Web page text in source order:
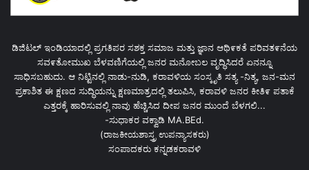
ಡಿಜಿಟಲ್ ಇಂಡಿಯಾದಲ್ಲಿ ಪ್ರಗತಿಪರ ಸಶಕ್ತ ಸಮಾಜ ಮತ್ತು ಜ್ಞಾನ ಆಥಿ೯ಕತೆ ಪರಿವತ೯ನೆಯ
ಸವ೯ತೋಮುಖ ಬೆಳವಣಿಗೆಯಲ್ಲಿ ಜನರ ಮನೋಬಲ ವೃದ್ಧಿಸಿದರೆ ಏನನ್ನೂ
ಸಾಧಿಸಬಹುದು. ಆ ನಿಟ್ಟಿನಲ್ಲಿ ನಾಡು-ನುಡಿ, ಕರಾವಳಿಯ ಸಂಸ್ಕೃತಿ ಸತ್ಯ -ನಿತ್ಯ, ಜನ-ಮನ
ಪ್ರಕಾಶಿತ ಈ ಕ್ಷಣದ ಸುದ್ಧಿಯನ್ನು ಕ್ಷಣಮಾತ್ರದಲ್ಲಿ ತಲುಪಿಸಿ, ಕರಾವಳಿ ಜನರ ಕೀತಿ೯ ಪತಾಕೆ
ಎತ್ತರಕ್ಕೆ ಹಾರಿಸುವಲ್ಲಿ ನಾವು ಹೆಚ್ಚಿಸಿದ ದೀಪ ಜನರ ಮುಂದೆ ಬೆಳಗಲಿ...
-ಸುಧಾಕರ ವಕ್ವಾಡಿ MA.BEd.
(ರಾಜಕೀಯಶಾಸ್ತ್ರ ಉಪನ್ಯಾಸಕರು)
ಸಂಪಾದಕರು ಕನ್ನಡಕರಾವಳಿ